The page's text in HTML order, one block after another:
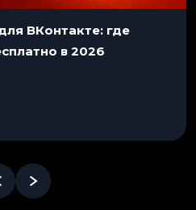
ВКонтакте: где
в 2026